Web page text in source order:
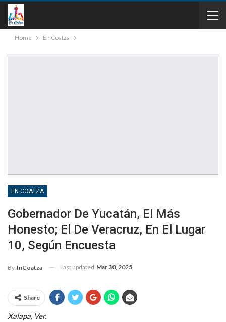
Home En Coatza
EN COATZA
Gobernador De Yucatán, El Más
Honesto; El De Veracruz, En El Lugar
10, Según Encuesta
By InCoatza Last updated Mar 30, 2025
Share
Xalapa, Ver.